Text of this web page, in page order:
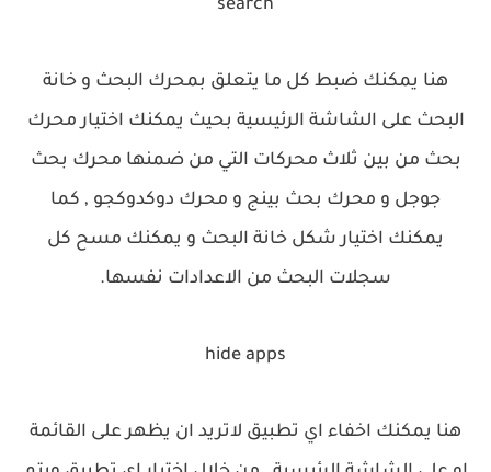
search
هنا يمكنك ضبط كل ما يتعلق بمحرك البحث و خانة
البحث على الشاشة الرئيسية بحيث يمكنك اختيار محرك
بحث من بين ثلاث محركات التي من ضمنها محرك بحث
جوجل و محرك بحث بينج و محرك دوكدوكجو , كما
يمكنك اختيار شكل خانة البحث و يمكنك مسح كل
سجلات البحث من الاعدادات نفسها.
hide apps
هنا يمكنك اخفاء اي تطبيق لاتريد ان يظهر على القائمة